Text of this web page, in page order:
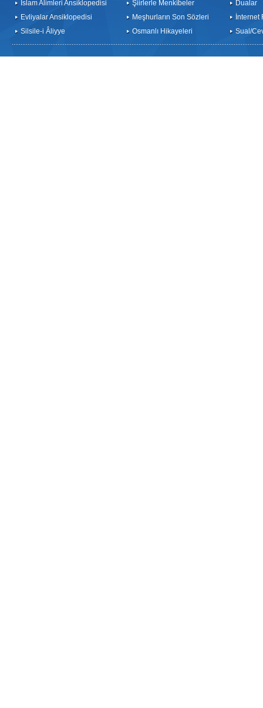
İslam Alimleri Ansiklopedisi
Evliyalar Ansiklopedisi
Silsile-i Âliyye
Şiirlerle Menkîbeler
Meşhurların Son Sözleri
Osmanlı Hikayeleri
Dualar
İnternet
Sual/